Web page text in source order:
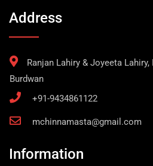
Address
Ranjan Lahiry & Joyeeta
Burdwan
+91-9434861122
mchinnamasta@gmail.com
Information